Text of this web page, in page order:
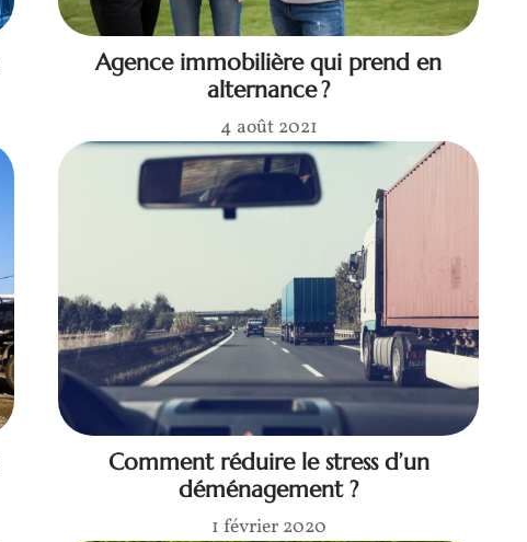
Agence immobilière qui prend en
alternance ?
4 août 2021
Comment réduire le stress d’un
déménagement ?
1 février 2020